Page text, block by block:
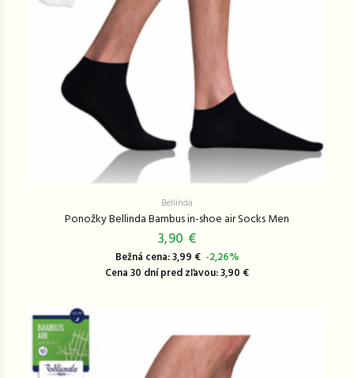
Bellinda
Ponožky Bellinda Bambus in-shoe air Socks Men
3,90 €
Bežná cena: 3,99 € -2,26%
Cena 30 dní pred zľavou: 3,90 €